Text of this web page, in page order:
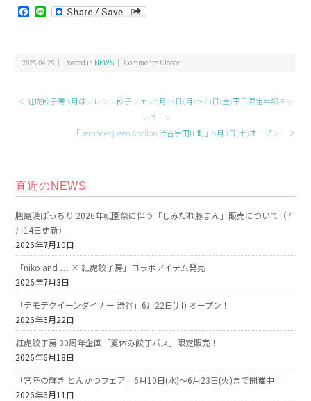
Facebook
Line
2025-04-25 ｜ Posted in NEWS Comments Closed
＜ 紅虎餃子房 5月はアレンジ餃子フェア5月19日(月)～23日(金)平日限定半額キャ
ンペーン
「Demode Queen Apollon 渋谷宇田川町」5月3日(土)オープン！ ＞
直近のNEWS
膳處漢ぽっちり 2026年祇園祭に伴う「しみだれ豚まん」販売について（7
月14日更新）
2026年7月10日
「niko and … × 紅虎餃子房」コラボアイテム発売
2026年7月3日
「デモデクイーンダイナー 渋谷」6月22日(月) オープン！
2026年6月22日
紅虎餃子房 30周年企画「夏休み餃子パス」限定販売！
2026年6月18日
「常陸の輝き とんかつフェア」6月10日(水)～6月23日(火)まで開催中！
2026年6月11日